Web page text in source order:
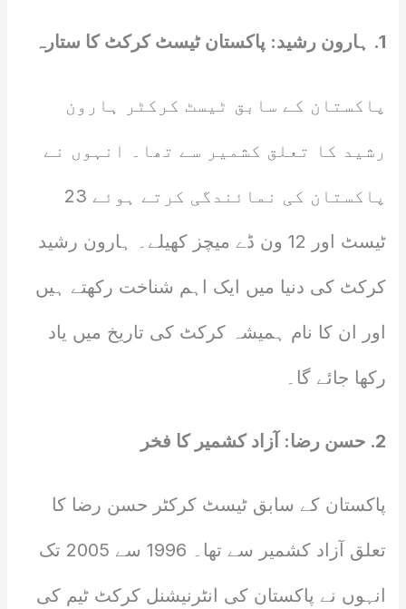
1. ہارون رشید: پاکستان ٹیسٹ کرکٹ کا ستارہ
پاکستان کے سابق ٹیسٹ کرکٹر ہارون
رشید کا تعلق کشمیر سے تھا۔ انہوں نے
پاکستان کی نمائندگی کرتے ہوئے 23
ٹیسٹ اور 12 ون ڈے میچز کھیلے۔ ہارون رشید
کرکٹ کی دنیا میں ایک اہم شناخت رکھتے ہیں
اور ان کا نام ہمیشہ کرکٹ کی تاریخ میں یاد
رکھا جائے گا۔
2. حسن رضا: آزاد کشمیر کا فخر
پاکستان کے سابق ٹیسٹ کرکٹر حسن رضا کا
تعلق آزاد کشمیر سے تھا۔ 1996 سے 2005 تک
انہوں نے پاکستان کی انٹرنیشنل کرکٹ ٹیم کی